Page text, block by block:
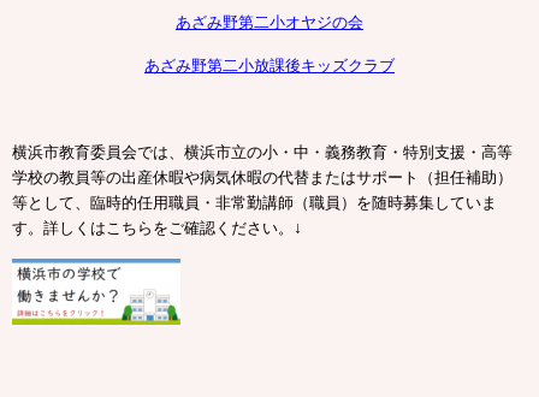
あざみ野第二小オヤジの会
あざみ野第二小放課後キッズクラブ
横浜市教育委員会では、横浜市立の小・中・義務教育・特別支援・高等
学校の教員等の出産休暇や病気休暇の代替またはサポート（担任補助）
等として、臨時的任用職員・非常勤講師（職員）を随時募集していま
す。詳しくはこちらをご確認ください。
↓